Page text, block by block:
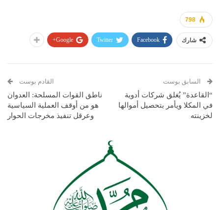
798
شارك Facebook
Twitter
Google+
السابق بوست
“القاعدة” يُغلق شركات أدوية
في المكلا ويأمر بتحصيل أموالها
لخزينته
القادم بوست
ناطق القوات المسلحة: العدوان
هو من أوقف العملية السياسية
وعرقل تنفيذ مخرجات الحوار